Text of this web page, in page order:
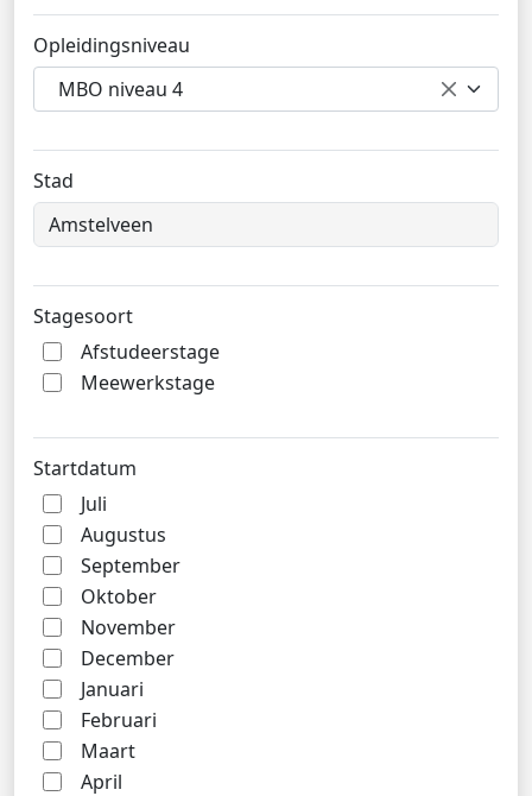
Opleidingsniveau
MBO niveau 4
Stad
Stagesoort
Afstudeerstage
Meewerkstage
Startdatum
Juli
Augustus
September
Oktober
November
December
Januari
Februari
Maart
April